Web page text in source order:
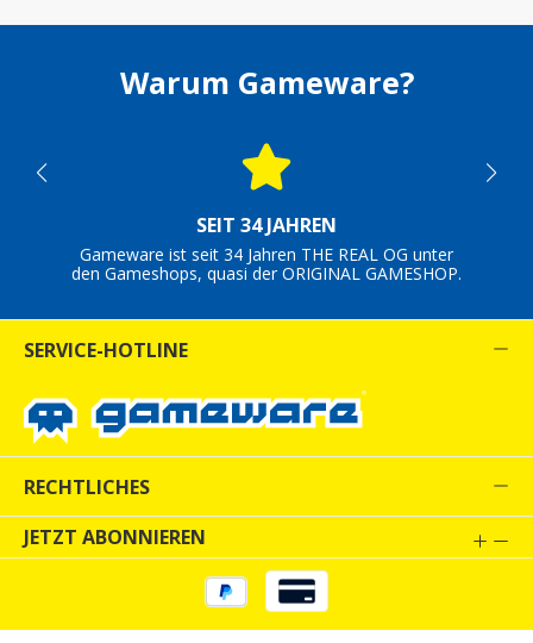
Warum Gameware?
SEIT 34 JAHREN
Gameware ist seit 34 Jahren THE REAL OG unter
den Gameshops, quasi der ORIGINAL GAMESHOP.
SERVICE-HOTLINE
RECHTLICHES
JETZT ABONNIEREN